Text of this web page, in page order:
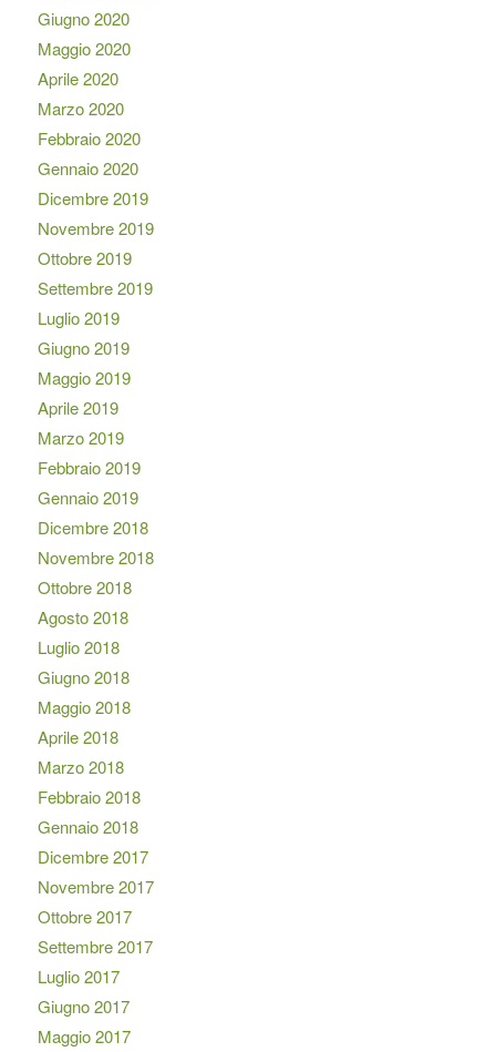
Giugno 2020
Maggio 2020
Aprile 2020
Marzo 2020
Febbraio 2020
Gennaio 2020
Dicembre 2019
Novembre 2019
Ottobre 2019
Settembre 2019
Luglio 2019
Giugno 2019
Maggio 2019
Aprile 2019
Marzo 2019
Febbraio 2019
Gennaio 2019
Dicembre 2018
Novembre 2018
Ottobre 2018
Agosto 2018
Luglio 2018
Giugno 2018
Maggio 2018
Aprile 2018
Marzo 2018
Febbraio 2018
Gennaio 2018
Dicembre 2017
Novembre 2017
Ottobre 2017
Settembre 2017
Luglio 2017
Giugno 2017
Maggio 2017